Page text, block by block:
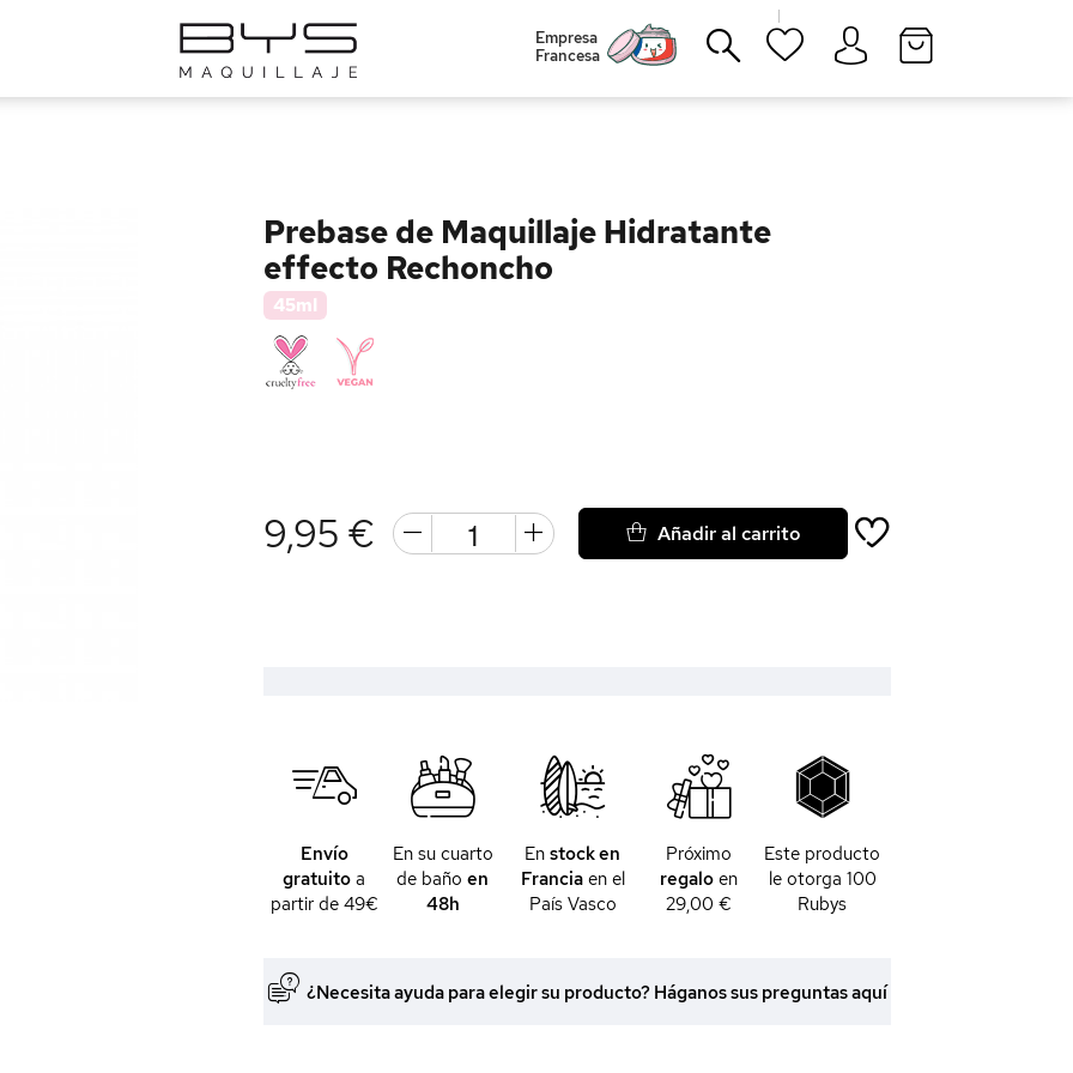
|
Empresa
Francesa
Prebase de Maquillaje Hidratante
effecto Rechoncho
45ml
9,95 € Añadir al carrito
Envío
gratuito a
partir de 49€
En su cuarto
de bañoen
48h
Enstock en
Franciaen el
País Vasco
Próximo
regalo en
29,00 €
Este producto
le otorga 100
Rubys
¿Necesita ayuda para elegir su producto? Háganos sus preguntas aquí